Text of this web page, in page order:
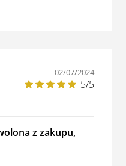
02/07/2024
5/5
z zakupu,